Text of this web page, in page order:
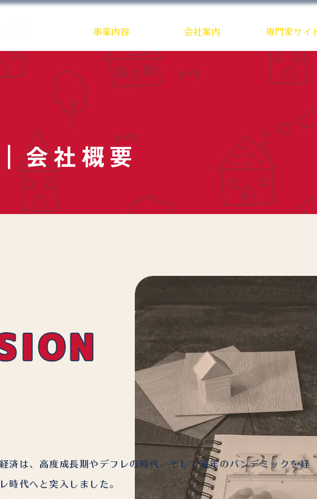
事業内容 会社案内 専門家サイ
会社概要
済は、高度成長期やデフレの時代、そして近年のパンデミックを経
時代へと突入しました。